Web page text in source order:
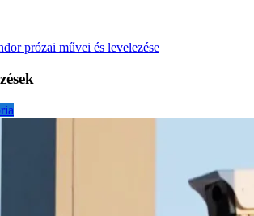
prózai művei és levelezése